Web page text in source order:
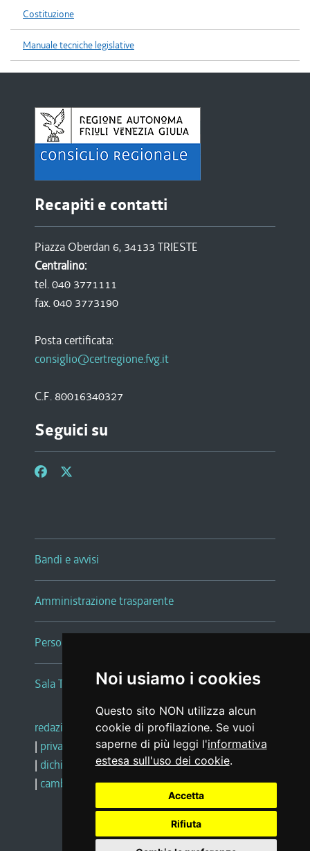
Noi usiamo i cookies
Questo sito NON utilizza alcun
cookie di profilazione. Se vuoi
saperne di più leggi l'informativa
estesa sull'uso dei cookie.
Accetta
Rifiuta
Costituzione
Manuale tecniche legislative
Recapiti e contatti
Piazza Oberdan 6, 34133 TRIESTE
Centralino:
tel. 040 3771111
fax. 040 3773190
Posta certificata:
consiglio@certregione.fvg.it
C.F. 80016340327
Seguici su
Bandi e avvisi
Amministrazione trasparente
Persone e Uffici
Sala Tiziano Tessitori
redazione web |note legali |glossario
| privacy
social media policy
| dichiarazione di accessibilità |feedback
| cambio preferenze cookie
Realizzato da